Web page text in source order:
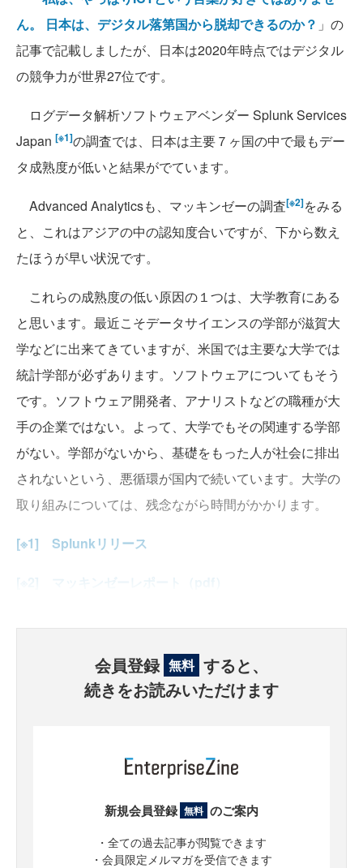
ん。 日本は、デジタル落第国から脱却できるのか？ 」の
記事で記載しましたが、日本は2020年時点ではデジタル
の競争力が世界27位です。
ログデータ解析ソフトウェアベンダー Splunk Services
Japan [※1]の調査では、日本は主要７ヶ国の中で最もデー
タ成熟度が低いと結果がでています。
Advanced Analyticsも、マッキンゼーの調査[※2]をみる
と、これはアジアの中の認知度合いですが、下から数え
たほうが早い状況です。
これらの成熟度の低い原因の１つは、大学教育にある
と思います。最近こそデータサイエンスの学部が滋賀大
学などに出来てきていますが、米国では主要な大学では
統計学部が必ずあります。ソフトウェアについてもそう
です。ソフトウェア開発者、アナリストなどの職種が大
手の企業ではない。よって、大学でもその関連する学部
がない。学部がないから、基礎をもった人が社会に排出
されないという、悪循環が国内で続いています。大学の
取り組みについては、残念ながら時間がかかります。
[※1] Splunkリリース
[※2] マッキンゼーレポート（pdf）
会員登録 無料 すると、
続きをお読みいただけます
新規会員登録 無料 のご案内
・全ての過去記事が閲覧できます
・会員限定メルマガを受信できます